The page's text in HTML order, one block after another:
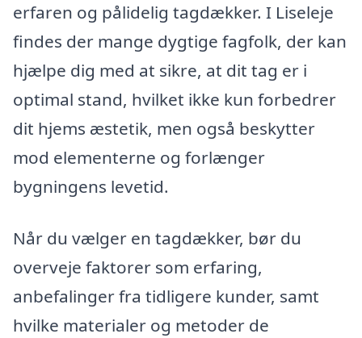
erfaren og pålidelig tagdækker. I Liseleje
findes der mange dygtige fagfolk, der kan
hjælpe dig med at sikre, at dit tag er i
optimal stand, hvilket ikke kun forbedrer
dit hjems æstetik, men også beskytter
mod elementerne og forlænger
bygningens levetid.
Når du vælger en tagdækker, bør du
overveje faktorer som erfaring,
anbefalinger fra tidligere kunder, samt
hvilke materialer og metoder de